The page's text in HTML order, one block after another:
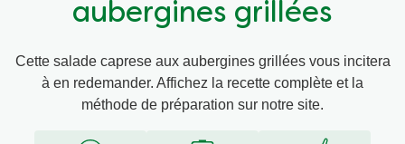
aubergines grillées
Cette salade caprese aux aubergines grillées vous incitera
à en redemander. Affichez la recette complète et la
méthode de préparation sur notre site.